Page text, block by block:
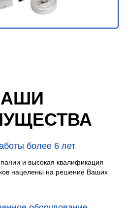
более 6 лет
и высокая квалификация
нацелены на решение Ваших